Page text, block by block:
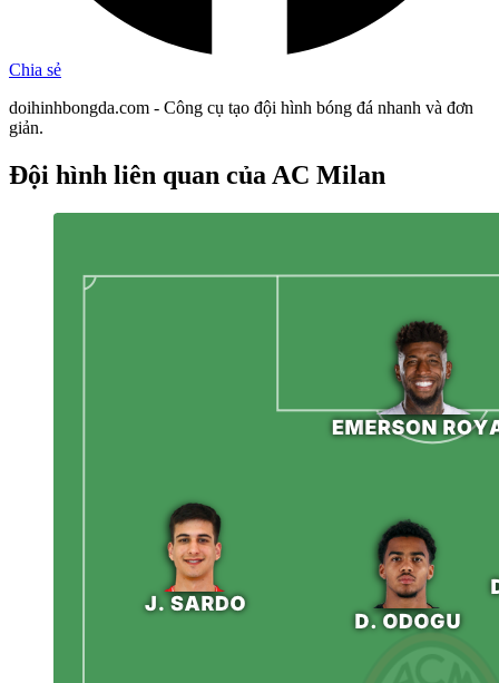
Chia sẻ
doihinhbongda.com - Công cụ tạo đội hình bóng đá nhanh và đơn
giản.
Đội hình liên quan của AC Milan